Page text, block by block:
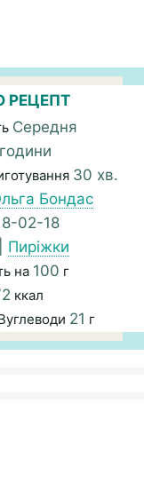
РЕЦЕПТ
Середня
30 хв.
Бондас
02-18
Пиріжки
на 100 г
ккал
21 г